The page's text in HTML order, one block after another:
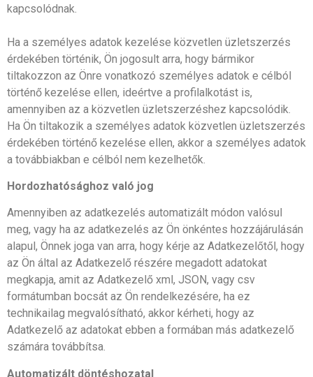
kapcsolódnak.
Ha a személyes adatok kezelése közvetlen üzletszerzés
érdekében történik, Ön jogosult arra, hogy bármikor
tiltakozzon az Önre vonatkozó személyes adatok e célból
történő kezelése ellen, ideértve a profilalkotást is,
amennyiben az a közvetlen üzletszerzéshez kapcsolódik.
Ha Ön tiltakozik a személyes adatok közvetlen üzletszerzés
érdekében történő kezelése ellen, akkor a személyes adatok
a továbbiakban e célból nem kezelhetők.
Hordozhatósághoz való jog
Amennyiben az adatkezelés automatizált módon valósul
meg, vagy ha az adatkezelés az Ön önkéntes hozzájárulásán
alapul, Önnek joga van arra, hogy kérje az Adatkezelőtől, hogy
az Ön által az Adatkezelő részére megadott adatokat
megkapja, amit az Adatkezelő xml, JSON, vagy csv
formátumban bocsát az Ön rendelkezésére, ha ez
technikailag megvalósítható, akkor kérheti, hogy az
Adatkezelő az adatokat ebben a formában más adatkezelő
számára továbbítsa.
Automatizált döntéshozatal